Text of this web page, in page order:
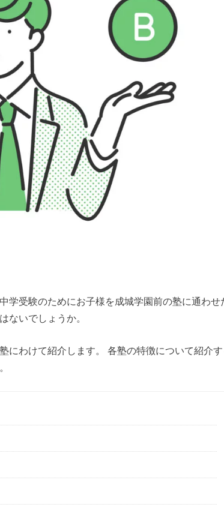
学受験のためにお子様を成城学園前の塾に通わせ
ないでしょうか。
にわけて紹介します。 各塾の特徴について紹介